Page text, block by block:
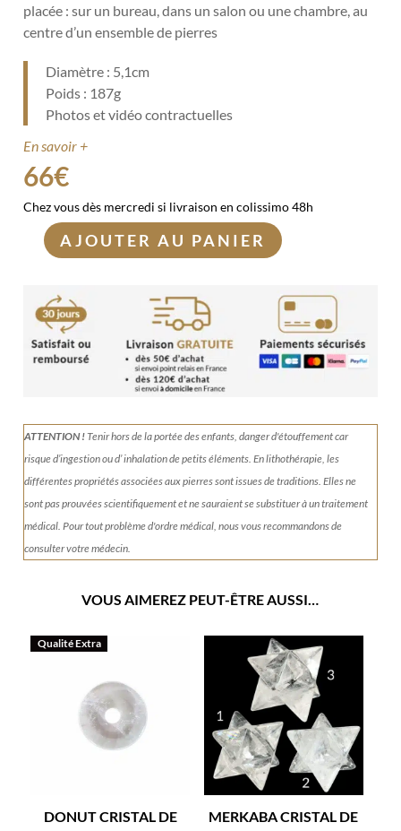
placée : sur un bureau, dans un salon ou une chambre, au
centre d’un ensemble de pierres
Diamètre : 5,1cm
Poids : 187g
Photos et vidéo contractuelles
En savoir +
66€
Chez vous dès mercredi si livraison en colissimo 48h
quantité
Sphère
Cristal
de
roche
AJOUTER AU PANIER
ATTENTION !Tenirhors de la portée des enfants, danger d'étouffement car
risque d’ingestion ou d’ inhalation de petits éléments.En lithothérapie, les
différentes propriétés associées aux pierres sont issues de traditions. Elles ne
sont pas prouvées scientifiquement et ne sauraient se substituer à un traitement
médical. Pour tout problème d'ordre médical, nous vous recommandons de
consulter votre médecin.
VOUS AIMEREZ PEUT-ÊTRE AUSSI…
Qualité Extra
DONUT CRISTAL DE MERKABA CRISTAL DE